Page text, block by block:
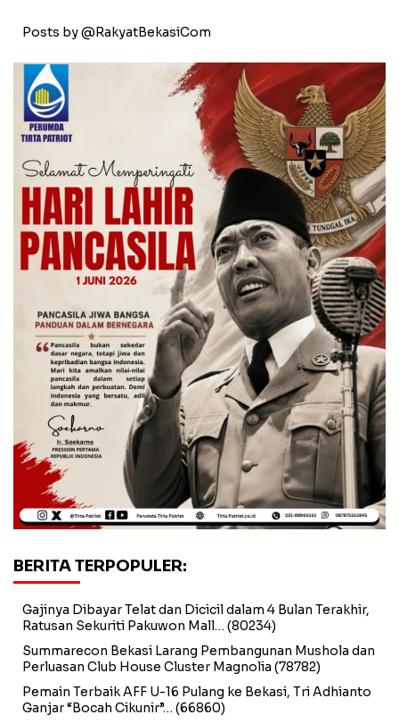
Posts by @RakyatBekasiCom
BERITA TERPOPULER:
Gajinya Dibayar Telat dan Dicicil dalam 4 Bulan Terakhir,
Ratusan Sekuriti Pakuwon Mall… (80234)
Summarecon Bekasi Larang Pembangunan Mushola dan
Perluasan Club House Cluster Magnolia (78782)
Pemain Terbaik AFF U-16 Pulang ke Bekasi, Tri Adhianto
Ganjar “Bocah Cikunir”… (66860)